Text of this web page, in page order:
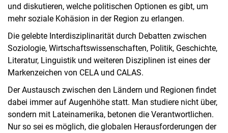
und diskutieren, welche politischen Optionen es gibt, um
mehr soziale Kohäsion in der Region zu erlangen.
Die gelebte Interdisziplinarität durch Debatten zwischen
Soziologie, Wirtschaftswissenschaften, Politik, Geschichte,
Literatur, Linguistik und weiteren Disziplinen ist eines der
Markenzeichen von CELA und CALAS.
Der Austausch zwischen den Ländern und Regionen findet
dabei immer auf Augenhöhe statt. Man studiere nicht über,
sondern mit Lateinamerika, betonen die Verantwortlichen.
Nur so sei es möglich, die globalen Herausforderungen der